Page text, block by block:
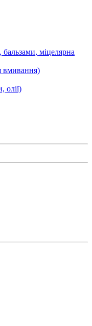
бальзами, міцелярна
вмивання)
олії)